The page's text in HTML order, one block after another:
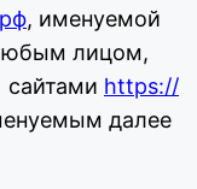
, именуемой
лицом,
https://
далее